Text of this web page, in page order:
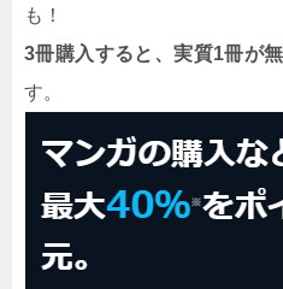
も！
3冊購入すると、実質1冊が
す。